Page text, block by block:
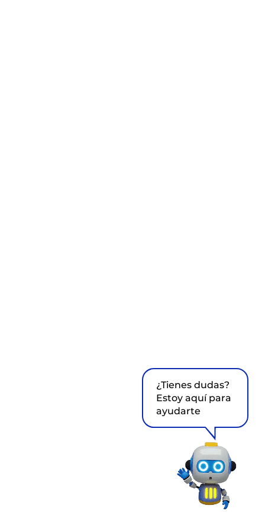
¿Tienes dudas?
Estoy aquí para
ayudarte